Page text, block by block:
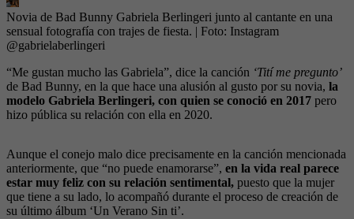
Novia de Bad Bunny Gabriela Berlingeri junto al cantante en una
sensual fotografía con trajes de fiesta. | Foto: Instagram
@gabrielaberlingeri
“Me gustan mucho las Gabriela”, dice la canción ‘Tití me pregunto’
de Bad Bunny, en la que hace una alusión al gusto por su novia, la
modelo Gabriela Berlingeri, con quien se conoció en 2017 pero
hizo pública su relación con ella en 2020.
Aunque el conejo malo dice precisamente en la canción mencionada
anteriormente, que “no puede enamorarse”, en la vida real parece
estar muy feliz con su relación sentimental, puesto que la mujer
que tiene a su lado, lo acompañó durante el proceso de creación de
su último álbum ‘Un Verano Sin ti’.